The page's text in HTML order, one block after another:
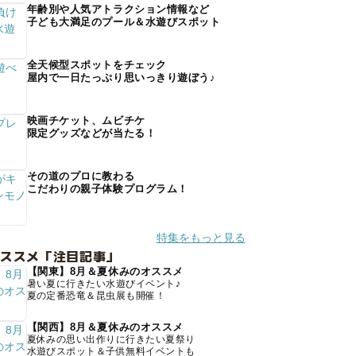
年齢別や人気アトラクション情報など
子ども大満足のプール＆水遊びスポット
全天候型スポットをチェック
屋内で一日たっぷり思いっきり遊ぼう♪
映画チケット、ムビチケ
限定グッズなどが当たる！
その道のプロに教わる
こだわりの親子体験プログラム！
特集をもっと見る
スメ「注目記事」
【関東】8月＆夏休みのオススメ
暑い夏に行きたい水遊びイベント♪
夏の定番恐竜＆昆虫展も開催！
【関西】8月＆夏休みのオススメ
夏休みの思い出作りに行きたい夏祭り
水遊びスポット＆子供無料イベントも